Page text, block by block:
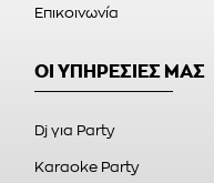
Επικοινωνία
ΟΙ ΥΠΗΡΕΣΙΕΣ ΜΑΣ
Dj για Party
Karaoke Party